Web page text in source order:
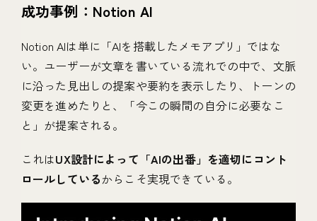
成功事例：Notion AI
Notion AIは単に「AIを搭載したメモアプリ」ではな
い。ユーザーが文章を書いている流れでの中で、文脈
に沿った見出しの提案や要約を表示したり、トーンの
変更を進めたりと、「今この瞬間の自分に必要なこ
と」が提案される。
これはUX設計によって「AIの出番」を適切にコント
ロールしているからこそ実現できている。